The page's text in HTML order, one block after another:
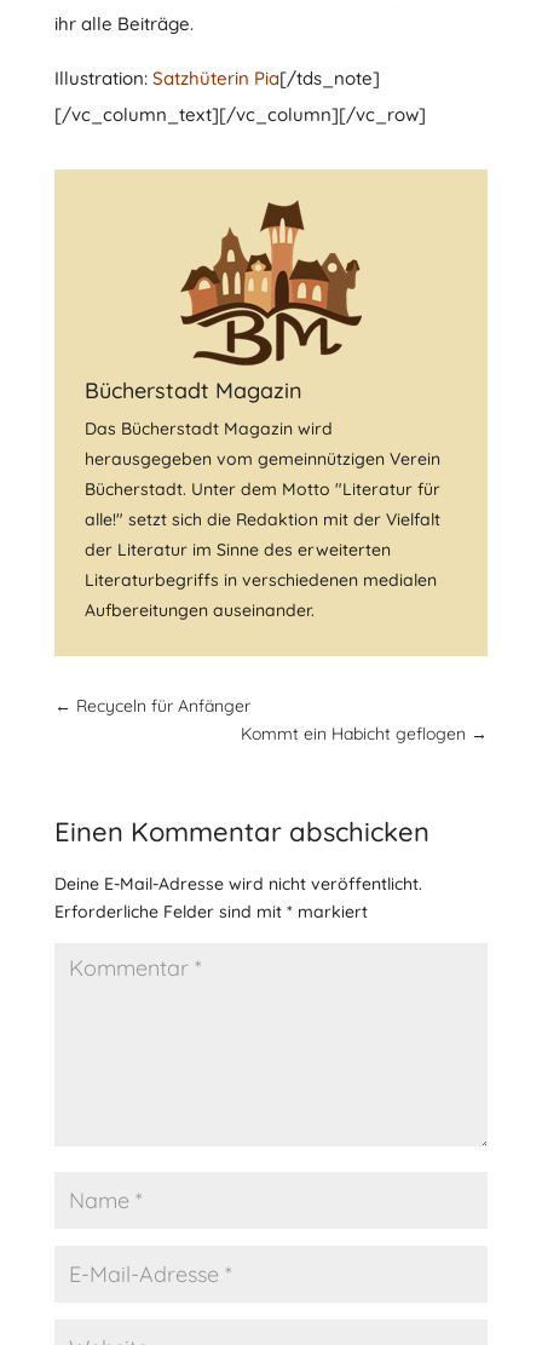
ihr alle Beiträge.
Illustration: Satzhüterin Pia[/tds_note]
[/vc_column_text][/vc_column][/vc_row]
Bücherstadt Magazin
Das Bücherstadt Magazin wird
herausgegeben vom gemeinnützigen Verein
Bücherstadt. Unter dem Motto "Literatur für
alle!" setzt sich die Redaktion mit der Vielfalt
der Literatur im Sinne des erweiterten
Literaturbegriffs in verschiedenen medialen
Aufbereitungen auseinander.
← Recyceln für Anfänger
Kommt ein Habicht geflogen →
Einen Kommentar abschicken
Deine E-Mail-Adresse wird nicht veröffentlicht.
Erforderliche Felder sind mit * markiert